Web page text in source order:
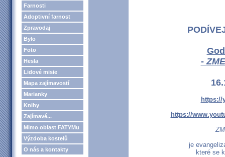
Farnosti
Adoptivní farnost
Zpravodaj
Bylo
Foto
Hesla
Lidové misie
Mapa zajímavostí
Marianky
Knihy
Zajímavé...
Mimo oblast FATYMu
Výzdoba kostelů
O nás a kontakty
-
https://
https://
je
které se